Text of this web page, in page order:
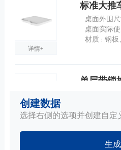
详情+
桌面外围
桌面实际
材质 : 钢
重量 : 5 kg
创建数据
选择右侧的选项并创建自定
生